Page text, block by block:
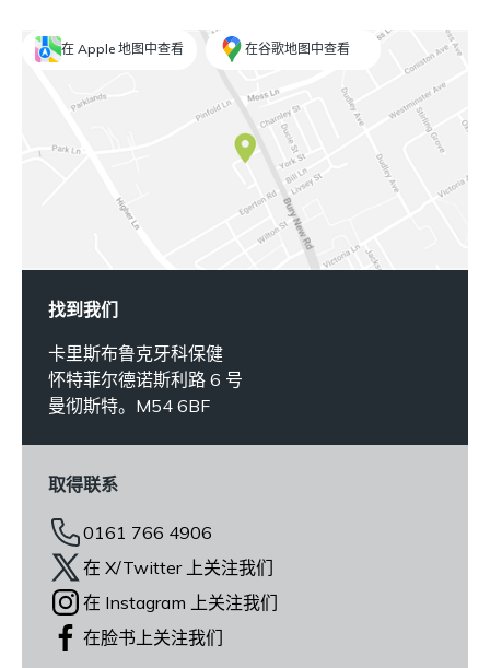
在 Apple 地图中查看 在谷歌地图中查看
找到我们
卡里斯布鲁克牙科保健
怀特菲尔德诺斯利路 6 号
曼彻斯特。M54 6BF
取得联系
0161 766 4906
在 X/Twitter 上关注我们
在 Instagram 上关注我们
在脸书上关注我们